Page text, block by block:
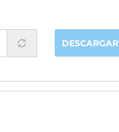
DESCARGAR